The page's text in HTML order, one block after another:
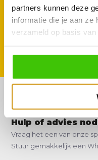
partners kunnen deze
informatie die je aan ze
verzameld op basis
Joe's BBQ Snijplank
62 x 33 x 2,5 cm
69,90
Hulp of advies
Vraag het een van onze
Stuur gemakkelijk een